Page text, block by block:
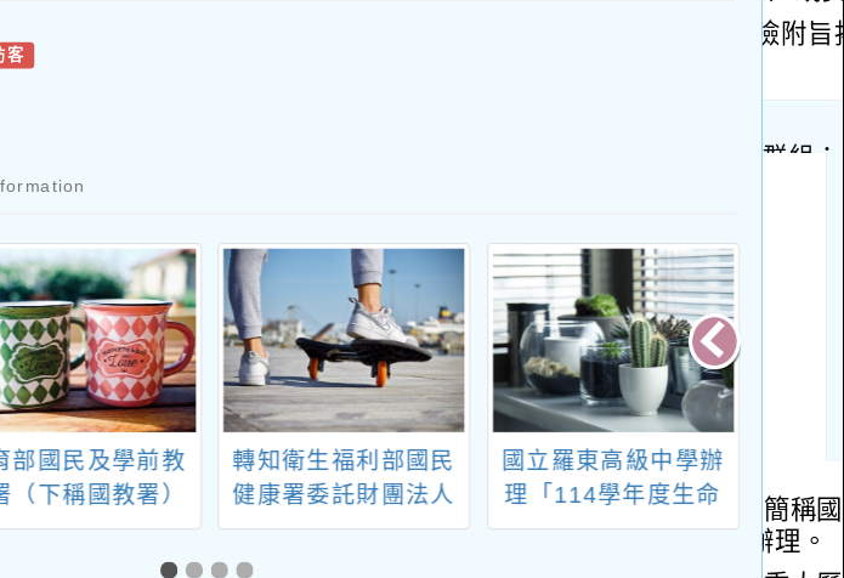
客
部國民及學前教
（下稱國教署）
雙語政策─提
中小英語教師教
轉知衛生福利部國民
健康署委託財團法人
杏陵醫學基金會辦理
「115年度青少年性
國立羅東高級中學辦
理「114學年度生命
教育學科中心暨國語
月至9
育師